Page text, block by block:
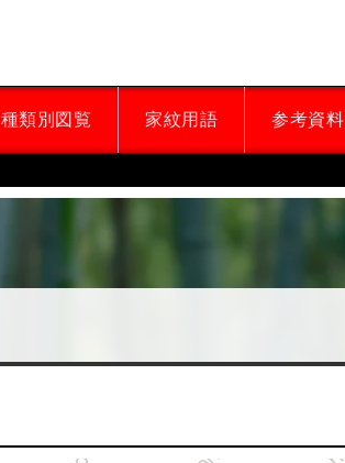
種類別図覧 家紋用語 参考資料